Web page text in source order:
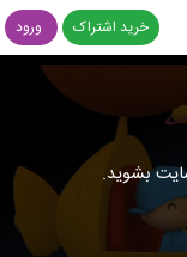
خرید اشتراک ورود
بشوید.